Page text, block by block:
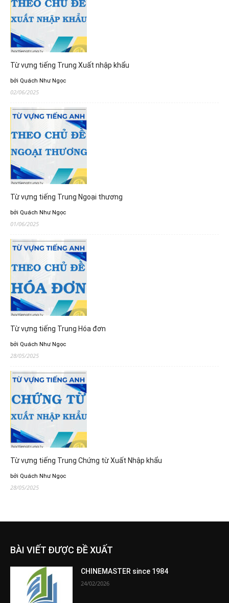
Từ vựng tiếng Trung Xuất nhập khẩu
bởi Quách Như Ngọc
02/06/2025
Từ vựng tiếng Trung Ngoại thương
bởi Quách Như Ngọc
01/06/2025
Từ vựng tiếng Trung Hóa đơn
bởi Quách Như Ngọc
28/05/2025
Từ vựng tiếng Trung Chứng từ Xuất Nhập khẩu
bởi Quách Như Ngọc
28/05/2025
BÀI VIẾT ĐƯỢC ĐỀ XUẤT
CHINEMASTER since 1984
24/02/2026